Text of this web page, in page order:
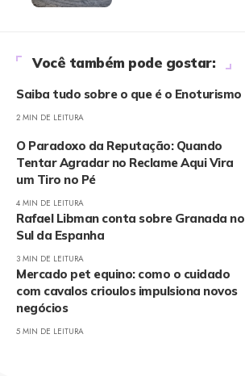
Você também pode gostar:
Saiba tudo sobre o que é o Enoturismo
2 MIN DE LEITURA
O Paradoxo da Reputação: Quando
Tentar Agradar no Reclame Aqui Vira
um Tiro no Pé
4 MIN DE LEITURA
Rafael Libman conta sobre Granada no
Sul da Espanha
3 MIN DE LEITURA
Mercado pet equino: como o cuidado
com cavalos crioulos impulsiona novos
negócios
5 MIN DE LEITURA